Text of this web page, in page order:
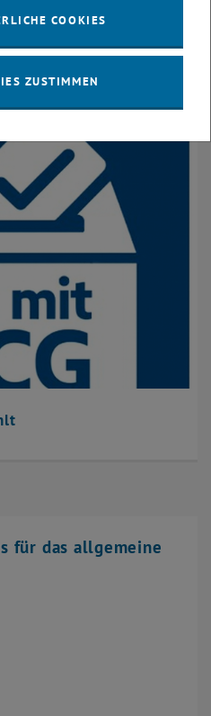
für das allgemeine
COOKIES
ZUSTIMMEN